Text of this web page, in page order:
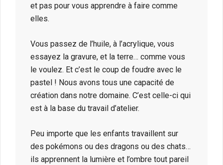
et pas pour vous apprendre à faire comme
elles.
Vous passez de l’huile, à l’acrylique, vous
essayez la gravure, et la terre… comme vous
le voulez. Et c’est le coup de foudre avec le
pastel ! Nous avons tous une capacité de
création dans notre domaine. C’est celle-ci qui
est à la base du travail d’atelier.
Peu importe que les enfants travaillent sur
des pokémons ou des dragons ou des chats…
ils apprennent la lumière et l’ombre tout pareil